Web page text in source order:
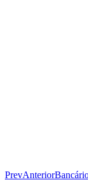
PrevAnterior